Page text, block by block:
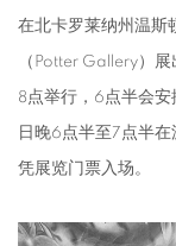
在北卡罗莱纳州温斯
（Potter Gallery）
8点举行，6点半会
日晚6点半至7点半
凭展览门票入场。